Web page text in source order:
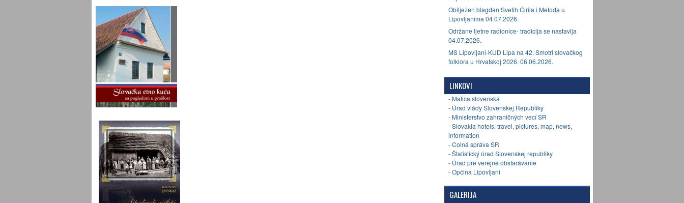
Obilježen blagdan Svetih Ćirila i Metoda u
Lipovljanima 04.07.2026.
Održane ljetne radionice- tradicija se nastavlja
04.07.2026.
MS Lipovljani-KUD Lipa na 42. Smotri slovačkog
folklora u Hrvatskoj 2026. 06.06.2026.
LINKOVI
- Matica slovenská
- Úrad vlády Slovenskej Republiky
- Ministerstvo zahraničných vecí SR
- Slovakia hotels, travel, pictures, map, news,
information
- Colná správa SR
- Štatistický úrad Slovenskej republiky
- Úrad pre verejné obstarávanie
- Općina Lipovljani
GALERIJA